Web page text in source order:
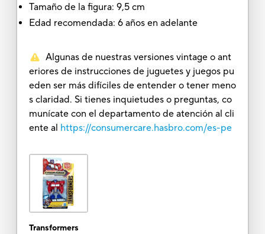
Tamaño de la figura: 9,5 cm
Edad recomendada: 6 años en adelante
Algunas de nuestras versiones vintage o ant
eriores de instrucciones de juguetes y juegos pu
eden ser más difíciles de entender o tener meno
s claridad. Si tienes inquietudes o preguntas, co
munícate con el departamento de atención al cli
ente al https://consumercare.hasbro.com/es-pe
Transformers